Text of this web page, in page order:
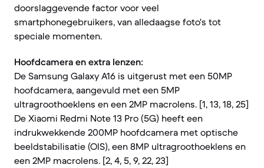
doorslaggevende factor voor veel
smartphonegebruikers, van alledaagse foto's tot
speciale momenten.
Hoofdcamera en extra lenzen:
De Samsung Galaxy A16 is uitgerust met een 50MP
hoofdcamera, aangevuld met een 5MP
ultragroothoeklens en een 2MP macrolens. [1, 13, 18, 25]
De Xiaomi Redmi Note 13 Pro (5G) heeft een
indrukwekkende 200MP hoofdcamera met optische
beeldstabilisatie (OIS), een 8MP ultragroothoeklens en
een 2MP macrolens. [2, 4, 5, 9, 22, 23]